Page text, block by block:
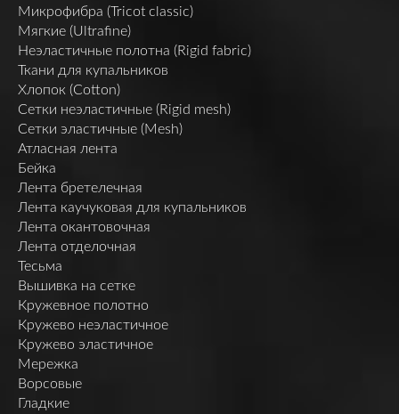
Микрофибра (Tricot classic)
Мягкие (Ultrafine)
Неэластичные полотна (Rigid fabric)
Ткани для купальников
Хлопок (Cotton)
Сетки неэластичные (Rigid mesh)
Сетки эластичные (Mesh)
Атласная лента
Бейка
Лента бретелечная
Лента каучуковая для купальников
Лента окантовочная
Лента отделочная
Тесьма
Вышивка на сетке
Кружевное полотно
Кружево неэластичное
Кружево эластичное
Мережка
Ворсовые
Гладкие